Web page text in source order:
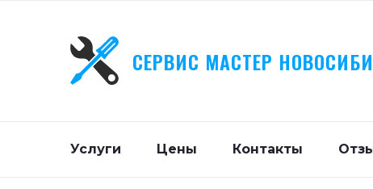
СЕРВИС МАСТЕР
Услуги Цены Контакты